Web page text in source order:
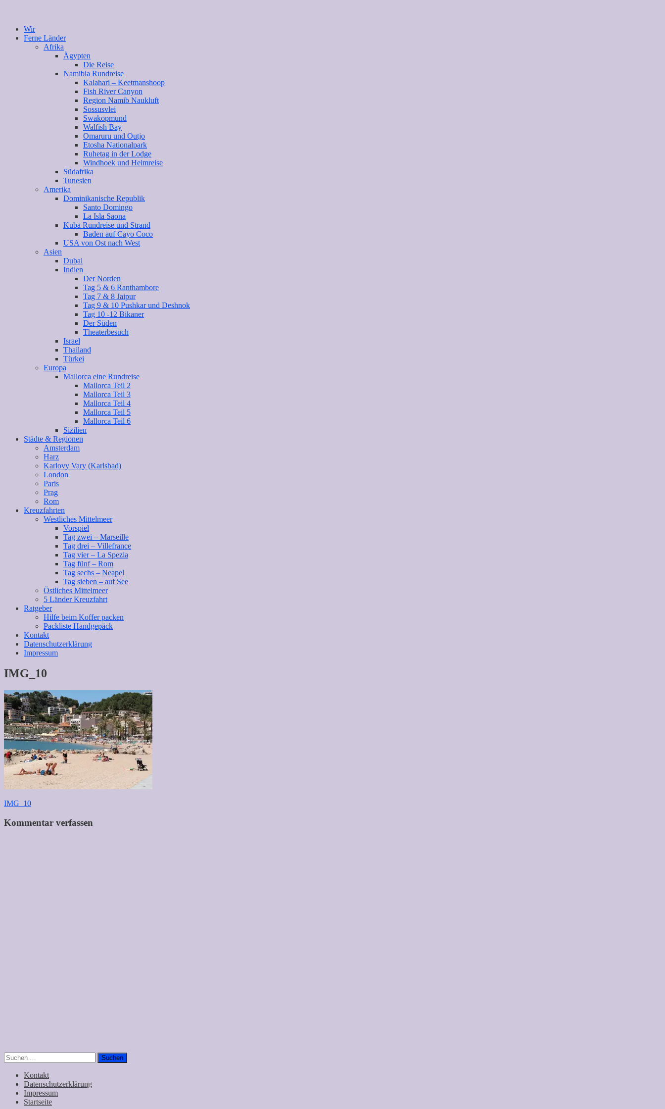
Wir
Ferne Länder
Afrika
Ägypten
Die Reise
Namibia Rundreise
Kalahari – Keetmanshoop
Fish River Canyon
Region Namib Naukluft
Sossusvlei
Swakopmund
Walfish Bay
Omaruru und Outjo
Etosha Nationalpark
Ruhetag in der Lodge
Windhoek und Heimreise
Südafrika
Tunesien
Amerika
Dominikanische Republik
Santo Domingo
La Isla Saona
Kuba Rundreise und Strand
Baden auf Cayo Coco
USA von Ost nach West
Asien
Dubai
Indien
Der Norden
Tag 5 & 6 Ranthambore
Tag 7 & 8 Jaipur
Tag 9 & 10 Pushkar und Deshnok
Tag 10 -12 Bikaner
Der Süden
Theaterbesuch
Israel
Thailand
Türkei
Europa
Mallorca eine Rundreise
Mallorca Teil 2
Mallorca Teil 3
Mallorca Teil 4
Mallorca Teil 5
Mallorca Teil 6
Sizilien
Städte & Regionen
Amsterdam
Harz
Karlovy Vary (Karlsbad)
London
Paris
Prag
Rom
Kreuzfahrten
Westliches Mittelmeer
Vorspiel
Tag zwei – Marseille
Tag drei – Villefrance
Tag vier – La Spezia
Tag fünf – Rom
Tag sechs – Neapel
Tag sieben – auf See
Östliches Mittelmeer
5 Länder Kreuzfahrt
Ratgeber
Hilfe beim Koffer packen
Packliste Handgepäck
Kontakt
Datenschutzerklärung
Impressum
IMG_10
Beitragsnavigation
IMG_10
Kommentar verfassen
Suchen
nach:
Kontakt
Datenschutzerklärung
Impressum
Startseite